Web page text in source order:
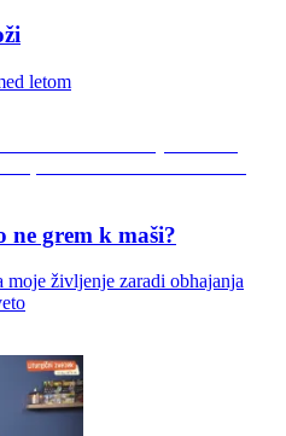
letom
ne grem k maši?
življenje zaradi obhajanja